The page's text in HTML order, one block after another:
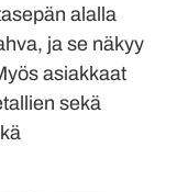
alalla
ja se näkyy
asiakkaat
sekä